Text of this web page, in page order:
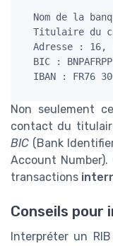
Nom de la
Titulaire du
Adresse :
16,
BIC :
BNPAFRPP
IBAN :
Non seulement
contact du
BIC (Bank
Account
transactions
Conseils pour
Interpréter un